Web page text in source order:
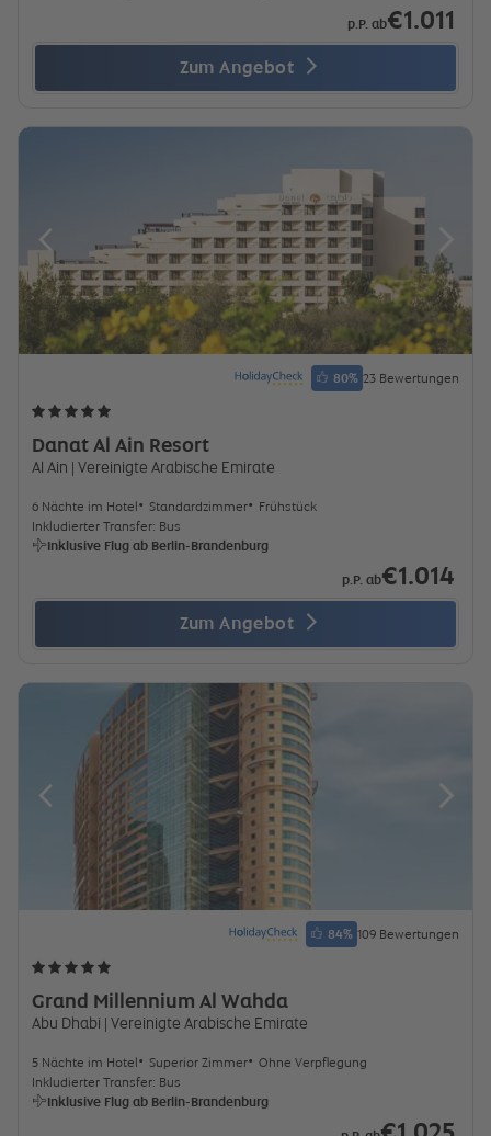
p.P. ab€1.011
Zum Angebot
Danat Al Ain Resort
Al Ain | Vereinigte Arabische Emirate
80% 23 Bewertungen
6 Nächte im Hotel Standardzimmer
Frühstück
Inkludierter Transfer: Bus
Inklusive Flug ab Berlin-Brandenburg
p.P. ab€1.014
Zum Angebot
Grand Millennium Al Wahda
Abu Dhabi | Vereinigte Arabische Emirate
84% 109 Bewertungen
5 Nächte im Hotel Superior Zimmer
Ohne Verpflegung
Inkludierter Transfer: Bus
Inklusive Flug ab Berlin-Brandenburg